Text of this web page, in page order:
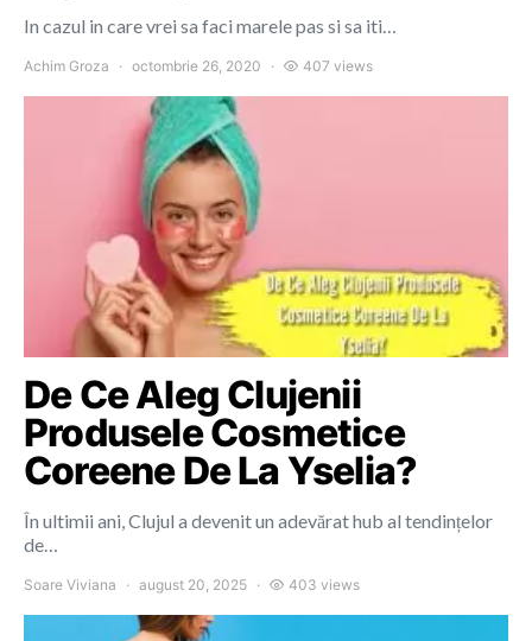
In cazul in care vrei sa faci marele pas si sa iti…
Achim Groza octombrie 26, 2020 407 views
De Ce Aleg Clujenii
Produsele Cosmetice
Coreene De La Yselia?
În ultimii ani, Clujul a devenit un adevărat hub al tendințelor
de…
Soare Viviana august 20, 2025 403 views